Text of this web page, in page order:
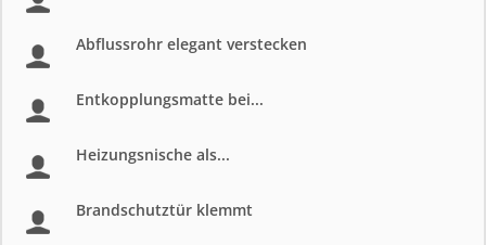
Abflussrohr elegant verstecken
Entkopplungsmatte bei...
Heizungsnische als...
Brandschutztür klemmt